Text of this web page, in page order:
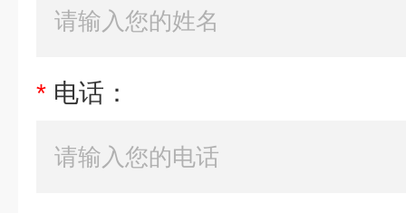
* 电话：